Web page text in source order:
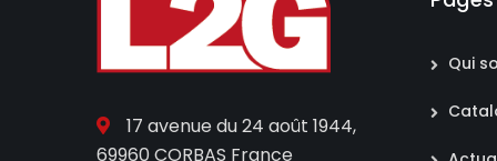
17 avenue du 24 août 1944,
69960 CORBAS France
Qui